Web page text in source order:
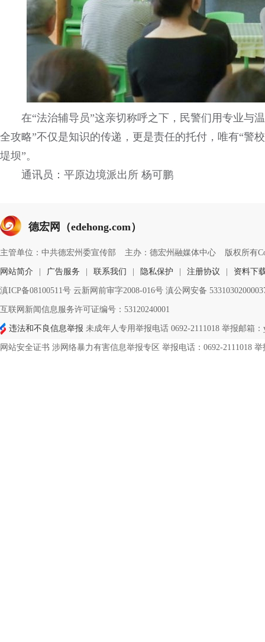
在“法治辅导员”这亲切称呼之下，民警们用专业与
全攻略”不仅是知识的传递，更是责任的托付，唯有“警
堤坝”。
通讯员：平原边境派出所 杨可鹏
德宏网（edehong.com）
主管单位：中共德宏州委宣传部 主办：德宏州融媒体中心 版权所有
网站简介 广告服务 联系我们 隐私保护 注册协议 资料下
滇ICP备08100511号 云新网前审字2008-016号 滇公网安备
互联网新闻信息服务许可证编号：53120240001
违法和不良信息举报 未成年人专用举报电话 0692-2111018 举报邮箱：
网站安全证书 涉网络暴力有害信息举报专区 举报电话：0692-2111018 举